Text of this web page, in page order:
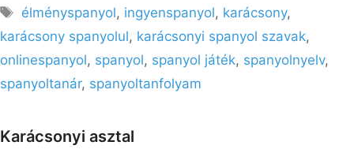
Címkék
élményspanyol, ingyenspanyol, karácsony,
karácsony spanyolul, karácsonyi spanyol szavak,
onlinespanyol, spanyol, spanyol játék, spanyolnyelv,
spanyoltanár, spanyoltanfolyam
Karácsonyi asztal